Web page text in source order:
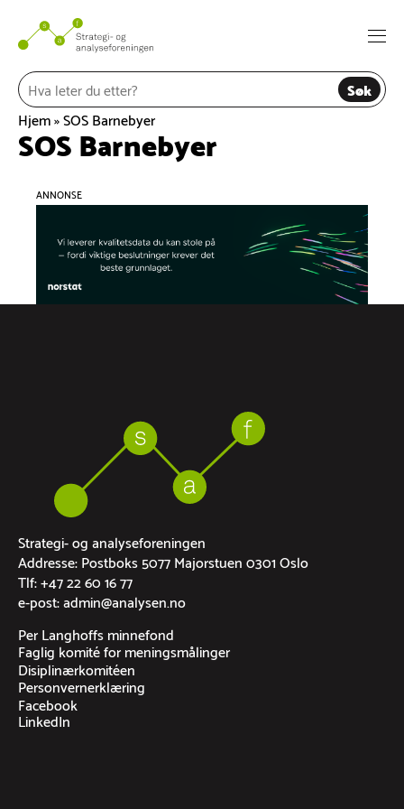
innhold
Søk
Hjem»SOS Barnebyer
SOS Barnebyer
ANNONSE
Strategi- og analyseforeningen
Addresse: Postboks 5077 Majorstuen 0301 Oslo
Tlf: +47 22 60 16 77
e-post: admin@analysen.no
Per Langhoffs minnefond
Faglig komité for meningsmålinger
Disiplinærkomitéen
Personvernerklæring
Facebook
LinkedIn